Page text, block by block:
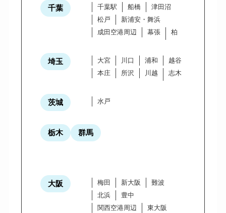
千葉 千葉駅 船橋
津田沼
松戸
新浦安・舞浜
成田空港周辺
幕張 柏
埼玉 大宮 川口 浦和
越谷
本庄
所沢 川越 志木
茨城 水戸
栃木 群馬
大阪 梅田 新大阪
難波
北浜
豊中
関西空港周辺
東大阪